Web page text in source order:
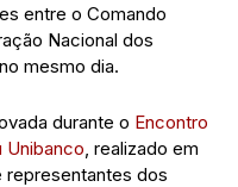
entre o Comando
Nacional dos
mesmo dia.
durante o Encontro
Unibanco , realizado em
representantes dos